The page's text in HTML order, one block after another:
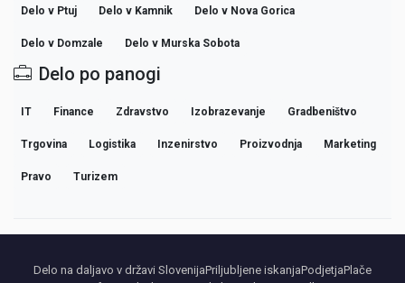
Delo v Ptuj Delo v Kamnik Delo v Nova Gorica
Delo v Domzale Delo v Murska Sobota
Delo po panogi
IT Finance Zdravstvo Izobrazevanje Gradbeništvo
Trgovina Logistika Inzenirstvo Proizvodnja Marketing
Pravo Turizem
Delo na daljavo v državi SlovenijaPriljubljene iskanjaPodjetjaPlače